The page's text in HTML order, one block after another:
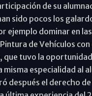
de su
sido pocos los
ejemplo dominar en
de Vehículos
que tuvo la
misma especialidad
después el derecho